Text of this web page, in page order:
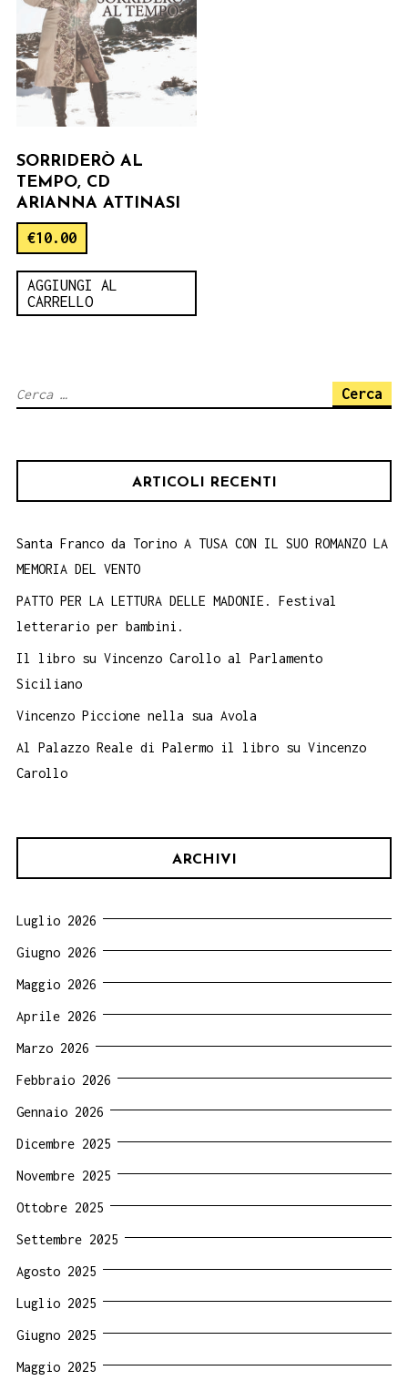
SORRIDERÒ AL
TEMPO, CD
ARIANNA ATTINASI
€10.00
AGGIUNGI AL
CARRELLO
Ricerca
ARTICOLI RECENTI
Santa Franco da Torino A TUSA CON IL SUO ROMANZO LA
MEMORIA DEL VENTO
PATTO PER LA LETTURA DELLE MADONIE. Festival
letterario per bambini.
Il libro su Vincenzo Carollo al Parlamento
Siciliano
Vincenzo Piccione nella sua Avola
Al Palazzo Reale di Palermo il libro su Vincenzo
Carollo
ARCHIVI
Luglio 2026
Giugno 2026
Maggio 2026
Aprile 2026
Marzo 2026
Febbraio 2026
Gennaio 2026
Dicembre 2025
Novembre 2025
Ottobre 2025
Settembre 2025
Agosto 2025
Luglio 2025
Giugno 2025
Maggio 2025